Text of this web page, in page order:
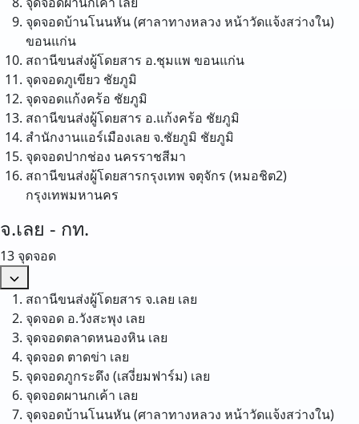
จุดจอดบ้านโนนหัน (ศาลาทางหลวง หน้าวัดแจ้งสว่างใน)
ขอนแก่น
สถานีขนส่งผู้โดยสาร อ.ชุมแพ ขอนแก่น
จุดจอดภูเขียว ชัยภูมิ
จุดจอดแก้งคร้อ ชัยภูมิ
สถานีขนส่งผู้โดยสาร อ.แก้งคร้อ ชัยภูมิ
สำนักงานแอร์เมืองเลย จ.ชัยภูมิ ชัยภูมิ
จุดจอดปากช่อง นครราชสีมา
สถานีขนส่งผู้โดยสารกรุงเทพ จตุจักร (หมอชิต2)
กรุงเทพมหานคร
จ.เลย - กท.
13 จุดจอด
สถานีขนส่งผู้โดยสาร จ.เลย เลย
จุดจอด อ.วังสะพุง เลย
จุดจอดตลาดหนองหิน เลย
จุดจอด ตาดข่า เลย
จุดจอดภูกระดึง (เสงี่ยมฟาร์ม) เลย
จุดจอดผานกเค้า เลย
จุดจอดบ้านโนนหัน (ศาลาทางหลวง หน้าวัดแจ้งสว่างใน)